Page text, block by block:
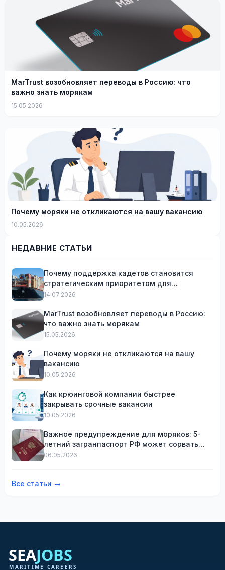
MarTrust возобновляет переводы в Россию: что
важно знать морякам
15.05.2026
Почему моряки не откликаются на вашу вакансию
10.05.2026
НЕДАВНИЕ СТАТЬИ
Почему поддержка кадетов становится
стратегическим приоритетом для
судоходных компаний
14.07.2026
MarTrust возобновляет переводы в Россию:
что важно знать морякам
15.05.2026
Почему моряки не откликаются на вашу
вакансию
10.05.2026
Как крюинговой компании быстрее
закрывать срочные вакансии
10.05.2026
Важное предупреждение для моряков: 5-
летний загранпаспорт РФ может сорвать
визу, посадку на судно или своевременное
06.05.2026
Все статьи →